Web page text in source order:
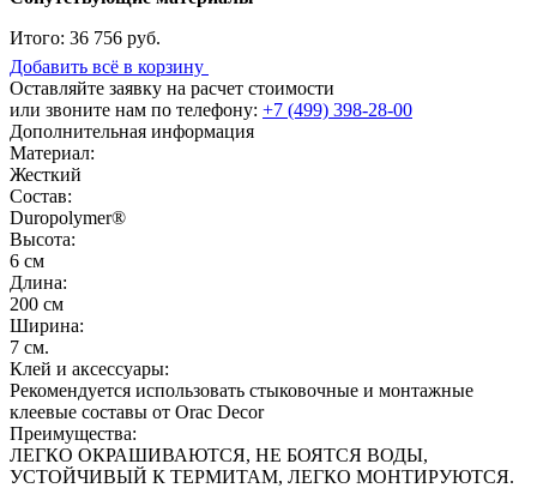
Итого: 36 756 руб.
Добавить всё в корзину
Оставляйте заявку на расчет стоимости
или звоните нам по телефону: +7 (499) 398-28-00
Дополнительная информация
Материал:
Жесткий
Состав:
Duropolymer®
Высота:
6 см
Длина:
200 см
Ширина:
7 см.
Клей и аксессуары:
Рекомендуется использовать стыковочные и монтажные
клеевые составы от Orac Decor
Преимущества:
ЛЕГКО ОКРАШИВАЮТСЯ, НЕ БОЯТСЯ ВОДЫ,
УСТОЙЧИВЫЙ К ТЕРМИТАМ, ЛЕГКО МОНТИРУЮТСЯ.